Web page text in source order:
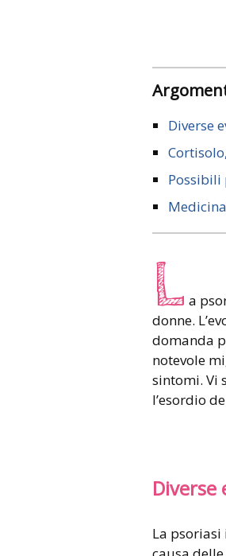
Diverse
L a
donne.
domanda
notevole
sintomi. Vi
l’esordio
La